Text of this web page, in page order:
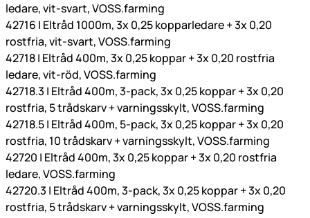
ledare, vit-svart, VOSS.farming
42716 | Eltråd 1000m, 3x 0,25 kopparledare + 3x 0,20
rostfria, vit-svart, VOSS.farming
42718 | Eltråd 400m, 3x 0,25 koppar + 3x 0,20 rostfria
ledare, vit-röd, VOSS.farming
42718.3 | Eltråd 400m, 3-pack, 3x 0,25 koppar + 3x 0,20
rostfria, 5 trådskarv + varningsskylt, VOSS.farming
42718.5 | Eltråd 400m, 5-pack, 3x 0,25 koppar + 3x 0,20
rostfria, 10 trådskarv + varningsskylt, VOSS.farming
42720 | Eltråd 400m, 3x 0,25 koppar + 3x 0,20 rostfria
ledare, VOSS.farming
42720.3 | Eltråd 400m, 3-pack, 3x 0,25 koppar + 3x 0,20
rostfria, 5 trådskarv + varningsskylt, VOSS.farming